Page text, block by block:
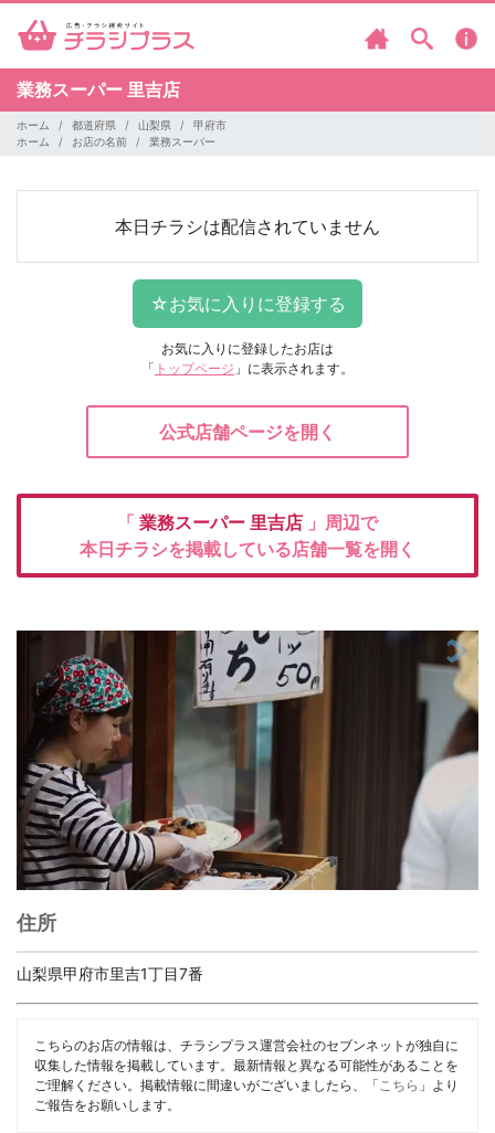
業務スーパー 里吉店
ホーム 都道府県 山梨県
甲府市
ホーム
お店の名前 業務スーパー
本日チラシは配信されていません
お気に入りに登録したお店は
「 トップページ 」に表示されます。
公式店舗ページを開く
「 業務スーパー 里吉店 」周辺で
本日チラシを掲載している店舗一覧を開く
住所
山梨県甲府市里吉1丁目7番
こちらのお店の情報は、チラシプラス運営会社のセブンネットが独自に
収集した情報を掲載しています。最新情報と異なる可能性があることを
ご理解ください。掲載情報に間違いがございましたら、「 こちら 」より
ご報告をお願いします。